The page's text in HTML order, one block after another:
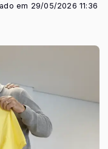
em 29/05/2026 11:36